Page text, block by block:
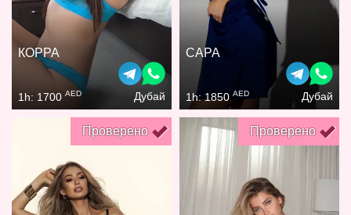
КОРРА
1h: 1700 AED Дубай
САРА
1h: 1850 AED Дубай
Проверено Проверено